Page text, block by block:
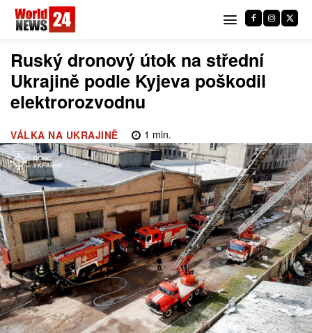
Ruský dronový útok na střední
Ukrajině podle Kyjeva poškodil
elektrorozvodnu
VÁLKA NA UKRAJINĚ 1 min.